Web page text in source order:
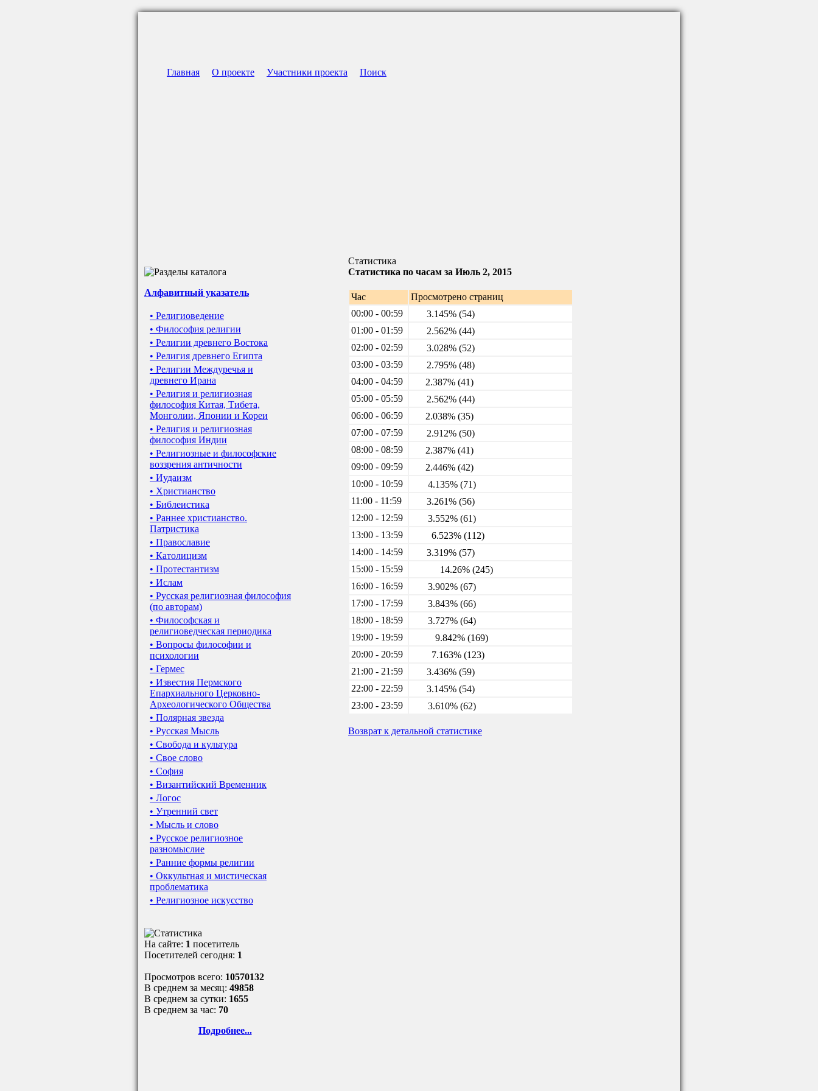
Главная О проекте Участники проекта Поиск
Алфавитный указатель
• Религиоведение
• Философия религии
• Религии древнего Востока
• Религия древнего Египта
• Религии Междуречья и
древнего Ирана
• Религия и религиозная
философия Китая, Тибета,
Монголии, Японии и Кореи
• Религия и религиозная
философия Индии
• Религиозные и философские
воззрения античности
• Иудаизм
• Христианство
• Библеистика
• Раннее христианство.
Патристика
• Православие
• Католицизм
• Протестантизм
• Ислам
• Русская религиозная философия
(по авторам)
• Философская и
религиоведческая периодика
• Вопросы философии и
психологии
• Гермес
• Известия Пермского
Епархиального Церковно-
Археологического Общества
• Полярная звезда
• Русская Мысль
• Свобода и культура
• Свое слово
• София
• Византийский Временник
• Логос
• Утренний свет
• Мысль и слово
• Русское религиозное
разномыслие
• Ранние формы религии
• Оккультная и мистическая
проблематика
• Религиозное искусство
На сайте: 1 посетитель
Посетителей сегодня: 1
Просмотров всего: 10570132
В среднем за месяц: 49858
В среднем за сутки: 1655
В среднем за час: 70
Подробнее...
Статистика
Статистика по часам за Июль 2, 2015
Час
Просмотрено страниц
00:00 - 00:59
3.145% (54)
01:00 - 01:59
2.562% (44)
02:00 - 02:59
3.028% (52)
03:00 - 03:59
2.795% (48)
04:00 - 04:59
2.387% (41)
05:00 - 05:59
2.562% (44)
06:00 - 06:59
2.038% (35)
07:00 - 07:59
2.912% (50)
08:00 - 08:59
2.387% (41)
09:00 - 09:59
2.446% (42)
10:00 - 10:59
4.135% (71)
11:00 - 11:59
3.261% (56)
12:00 - 12:59
3.552% (61)
13:00 - 13:59
6.523% (112)
14:00 - 14:59
3.319% (57)
15:00 - 15:59
14.26% (245)
16:00 - 16:59
3.902% (67)
17:00 - 17:59
3.843% (66)
18:00 - 18:59
3.727% (64)
19:00 - 19:59
9.842% (169)
20:00 - 20:59
7.163% (123)
21:00 - 21:59
3.436% (59)
22:00 - 22:59
3.145% (54)
23:00 - 23:59
3.610% (62)
Возврат к детальной статистике